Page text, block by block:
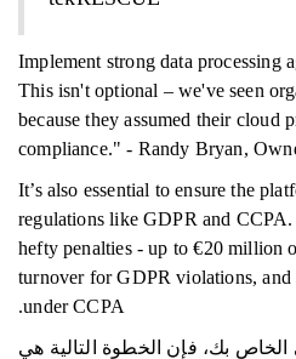
"Implement strong data processing
This isn't optional – we've seen
because they assumed their cloud
compliance." - Randy Bryan,
It’s also essential to ensure the
regulations like GDPR and
hefty penalties - up to €20 million
turnover for GDPR violations,
under CCPA.
الخاص بك، فإن الخطوة التالية هي